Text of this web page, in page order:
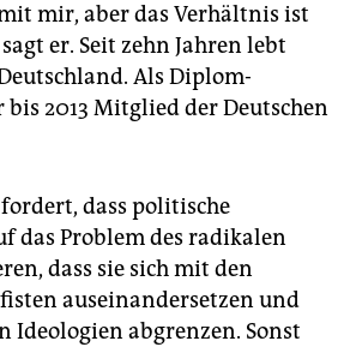
mir, aber das Verhältnis ist
er. Seit zehn Jahren lebt
Als Diplom-
bis 2013 Mitglied der Deutschen
dass politische
das Problem des radikalen
dass sie sich mit den
auseinandersetzen und
Ideologien abgrenzen. Sonst